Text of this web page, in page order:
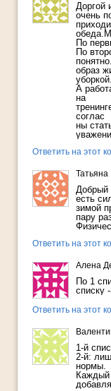
Доргой
очень
По
По
образ
уборкой.
А
на
соглас
ны
Ответить на этот
Татьяна
Добрый
есть
зимой
пару
Ответить на этот
Алена
По 1
списку
Ответить на этот
1-й
2-й:
нормы.
Каждый